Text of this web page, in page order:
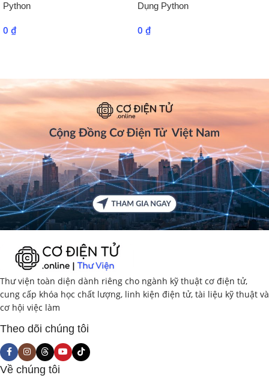
Python
0 ₫
Dụng Python
0 ₫
Thư viện toàn diện dành riêng cho ngành kỹ thuật cơ điện tử,
cung cấp khóa học chất lượng, linh kiện điện tử, tài liệu kỹ thuật và
cơ hội việc làm
Theo dõi chúng tôi
Về chúng tôi